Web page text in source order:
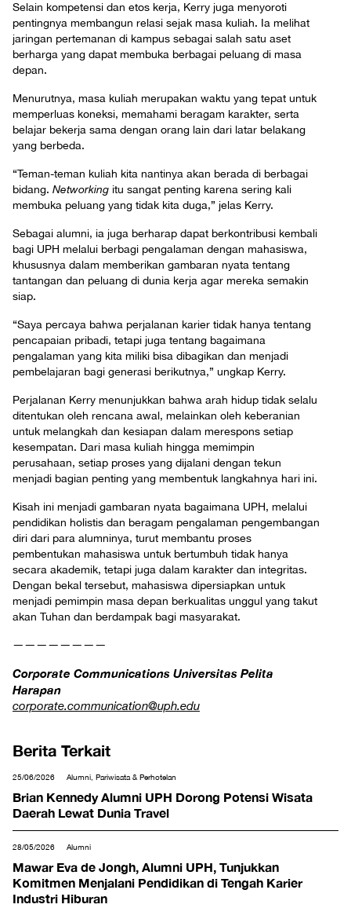
Selain kompetensi dan etos kerja, Kerry juga menyoroti
pentingnya membangun relasi sejak masa kuliah. Ia melihat
jaringan pertemanan di kampus sebagai salah satu aset
berharga yang dapat membuka berbagai peluang di masa
depan.
Menurutnya, masa kuliah merupakan waktu yang tepat untuk
memperluas koneksi, memahami beragam karakter, serta
belajar bekerja sama dengan orang lain dari latar belakang
yang berbeda.
“Teman-teman kuliah kita nantinya akan berada di berbagai
bidang. Networking itu sangat penting karena sering kali
membuka peluang yang tidak kita duga,” jelas Kerry.
Sebagai alumni, ia juga berharap dapat berkontribusi kembali
bagi UPH melalui berbagi pengalaman dengan mahasiswa,
khususnya dalam memberikan gambaran nyata tentang
tantangan dan peluang di dunia kerja agar mereka semakin
siap.
“Saya percaya bahwa perjalanan karier tidak hanya tentang
pencapaian pribadi, tetapi juga tentang bagaimana
pengalaman yang kita miliki bisa dibagikan dan menjadi
pembelajaran bagi generasi berikutnya,” ungkap Kerry.
Perjalanan Kerry menunjukkan bahwa arah hidup tidak selalu
ditentukan oleh rencana awal, melainkan oleh keberanian
untuk melangkah dan kesiapan dalam merespons setiap
kesempatan. Dari masa kuliah hingga memimpin
perusahaan, setiap proses yang dijalani dengan tekun
menjadi bagian penting yang membentuk langkahnya hari ini.
Kisah ini menjadi gambaran nyata bagaimana UPH, melalui
pendidikan holistis dan beragam pengalaman pengembangan
diri dari para alumninya, turut membantu proses
pembentukan mahasiswa untuk bertumbuh tidak hanya
secara akademik, tetapi juga dalam karakter dan integritas.
Dengan bekal tersebut, mahasiswa dipersiapkan untuk
menjadi pemimpin masa depan berkualitas unggul yang takut
akan Tuhan dan berdampak bagi masyarakat.
————————
Corporate Communications Universitas Pelita
Harapan
corporate.communication@uph.edu
Berita Terkait
25/06/2026 Alumni, Pariwisata & Perhotelan
Brian Kennedy Alumni UPH Dorong Potensi Wisata
Daerah Lewat Dunia Travel
28/05/2026 Alumni
Mawar Eva de Jongh, Alumni UPH, Tunjukkan
Komitmen Menjalani Pendidikan di Tengah Karier
Industri Hiburan